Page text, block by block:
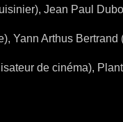
Jean Paul
Yann Arthus Bertrand
de cinéma),